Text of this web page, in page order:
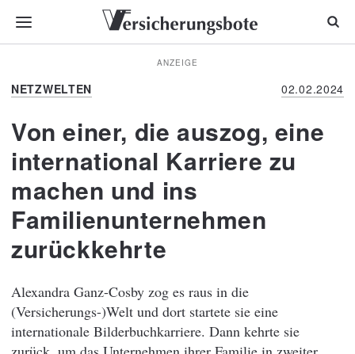
ANZEIGE
NETZWELTEN 02.02.2024
Von einer, die auszog, eine
international Karriere zu
machen und ins
Familienunternehmen
zurückkehrte
Alexandra Ganz-Cosby zog es raus in die
(Versicherungs-)Welt und dort startete sie eine
internationale Bilderbuchkarriere. Dann kehrte sie